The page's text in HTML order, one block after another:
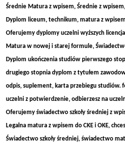
Średnie Matura z wpisem, Średnie z
Dyplom liceum, technikum, matura z wpisem
Oferujemy dyplomy uczelni wyższych
Matura w nowej i starej formule,
Dyplom ukończenia studiów pierwszego
drugiego stopnia dyplom z tytułem
odpis, suplement, karta przebiegu studiów.
uczelni z potwierdzenie, odbierzesz na
Oferujemy świadectwo szkoły średniej z
Legalna matura z wpisem do CKE i OKE,
Świadectwo szkoły średniej, świadectwo